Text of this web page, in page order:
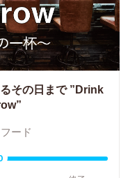
その日まで”Drink
フード